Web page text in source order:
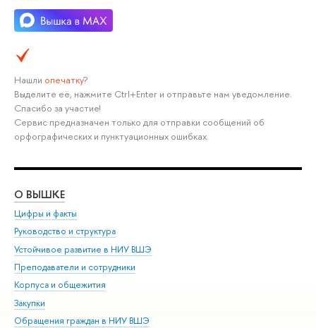
Нашли опечатку?
Выделите её, нажмите Ctrl+Enter и отправьте нам уведомление.
Спасибо за участие!
Сервис предназначен только для отправки сообщений об
орфографических и пунктуационных ошибках.
О ВЫШКЕ
Цифры и факты
Руководство и структура
Устойчивое развитие в НИУ ВШЭ
Преподаватели и сотрудники
Корпуса и общежития
Закупки
Обращения граждан в НИУ ВШЭ